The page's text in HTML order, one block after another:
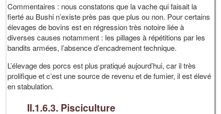
Commentaires : nous constatons que la vache qui faisait la
fierté au Bushi n’existe près pas que plus ou non. Pour certains
élevages de bovins est en régression très notoire liée à
diverses causes notamment : les pillages à répétitions par les
bandits armées, l’absence d’encadrement technique.
L’élevage des porcs est plus pratiqué aujourd’hui, car il très
prolifique et c’est une source de revenu et de fumier, il est élevé
en stabulation.
II.1.6.3. Pisciculture